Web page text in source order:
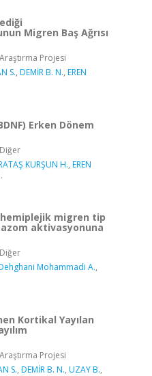
Migren Baş Ağrısı
Projesi
S., DEMİR B. N., EREN
Erken Dönem
KURŞUN H., EREN
migren tip
aktivasyonuna
Mohammadi A.,
Kortikal Yayılan
Projesi
S., DEMİR B. N., UZAY B.,